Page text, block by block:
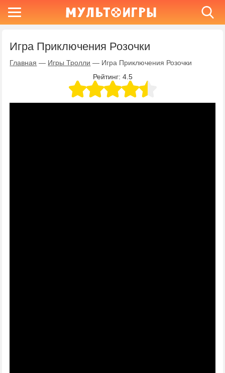
Игра Приключения Розочки
Главная — Игры Тролли — Игра Приключения Розочки
Рейтинг: 4.5